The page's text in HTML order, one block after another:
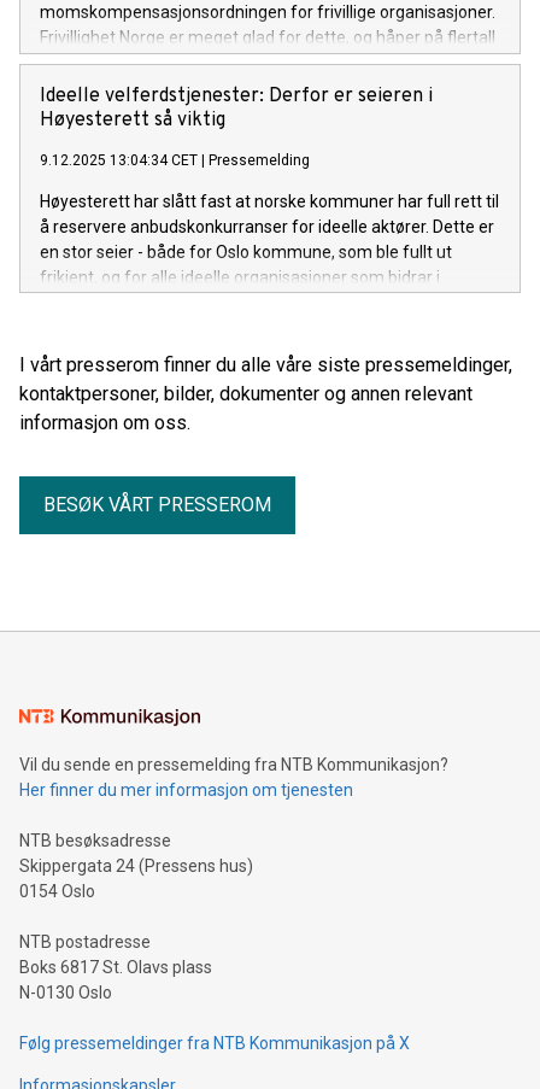
momskompensasjonsordningen for frivillige organisasjoner.
Frivillighet Norge er meget glad for dette, og håper på flertall
på Stortinget.
Ideelle velferdstjenester: Derfor er seieren i
Høyesterett så viktig
9.12.2025 13:04:34 CET | Pressemelding
Høyesterett har slått fast at norske kommuner har full rett til
å reservere anbudskonkurranser for ideelle aktører. Dette er
en stor seier - både for Oslo kommune, som ble fullt ut
frikjent, og for alle ideelle organisasjoner som bidrar i
I vårt presserom finner du alle våre siste pressemeldinger,
kontaktpersoner, bilder, dokumenter og annen relevant
informasjon om oss.
BESØK VÅRT PRESSEROM
Vil du sende en pressemelding fra NTB Kommunikasjon?
Her finner du mer informasjon om tjenesten
NTB besøksadresse
Skippergata 24 (Pressens hus)
0154 Oslo
NTB postadresse
Boks 6817 St. Olavs plass
N-0130 Oslo
Følg pressemeldinger fra NTB Kommunikasjon på X
Informasjonskapsler